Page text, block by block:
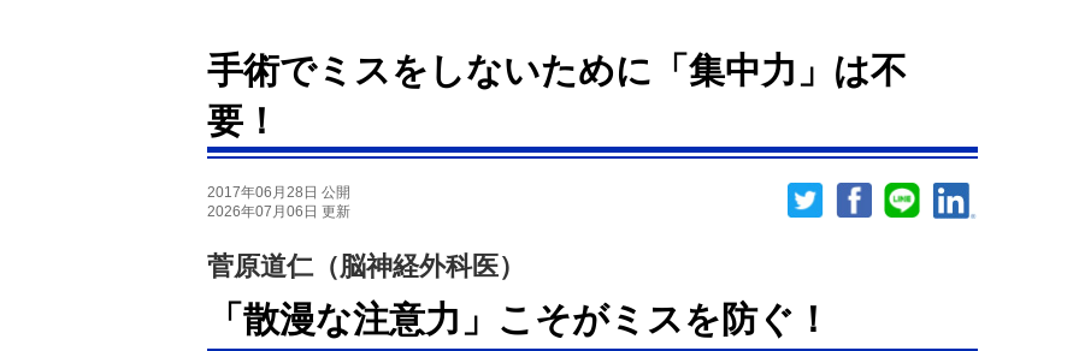
手術でミスをしないために「集中力」は不
要！
2017年06月28日 公開
2026年07月06日 更新
菅原道仁（脳神経外科医）
「散漫な注意力」こそがミスを防ぐ！